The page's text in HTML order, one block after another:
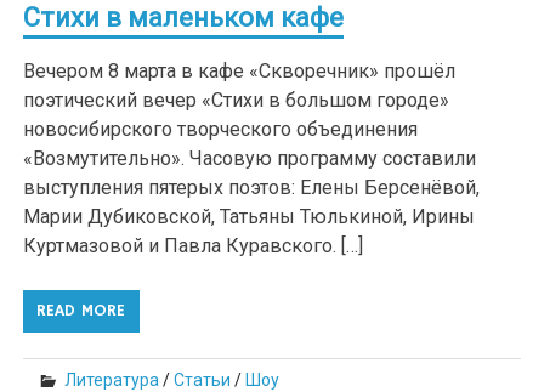
Стихи в маленьком кафе
Вечером 8 марта в кафе «Скворечник» прошёл
поэтический вечер «Стихи в большом городе»
новосибирского творческого объединения
«Возмутительно». Часовую программу составили
выступления пятерых поэтов: Елены Берсенёвой,
Марии Дубиковской, Татьяны Тюлькиной, Ирины
Куртмазовой и Павла Куравского. […]
READ MORE
Литература /Статьи / Шоу